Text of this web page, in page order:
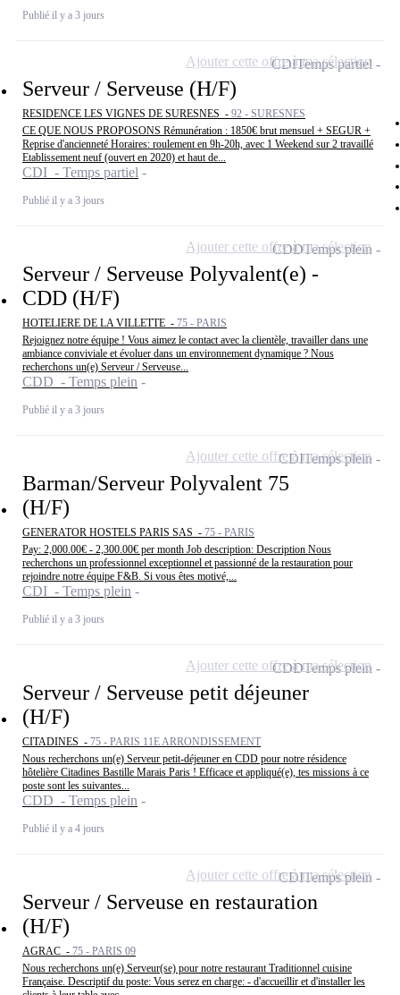
Publié il y a 3 jours
Serveur / Serveuse (H/F)
RESIDENCE LES VIGNES DE SURESNES - 92 - SURESNES
CE QUE NOUS PROPOSONS Rémunération : 1850€ brut mensuel + SEGUR +
Reprise d'ancienneté Horaires: roulement en 9h-20h, avec 1 Weekend sur 2 travaillé
Etablissement neuf (ouvert en 2020) et haut de...
CDI - Temps partiel
Publié il y a 3 jours
CDITemps partiel
Ajouter cette offre à ma sélection
Serveur / Serveuse Polyvalent(e) -
CDD (H/F)
HOTELIERE DE LA VILLETTE - 75 - PARIS
Rejoignez notre équipe ! Vous aimez le contact avec la clientèle, travailler dans une
ambiance conviviale et évoluer dans un environnement dynamique ? Nous
recherchons un(e) Serveur / Serveuse...
CDD - Temps plein
Publié il y a 3 jours
CDDTemps plein
Ajouter cette offre à ma sélection
Barman/Serveur Polyvalent 75
(H/F)
GENERATOR HOSTELS PARIS SAS - 75 - PARIS
Pay: 2,000.00€ - 2,300.00€ per month Job description: Description Nous
recherchons un professionnel exceptionnel et passionné de la restauration pour
rejoindre notre équipe F&B. Si vous êtes motivé,...
CDI - Temps plein
Publié il y a 3 jours
CDITemps plein
Ajouter cette offre à ma sélection
Serveur / Serveuse petit déjeuner
(H/F)
CITADINES - 75 - PARIS 11E ARRONDISSEMENT
Nous recherchons un(e) Serveur petit-déjeuner en CDD pour notre résidence
hôtelière Citadines Bastille Marais Paris ! Efficace et appliqué(e), tes missions à ce
poste sont les suivantes...
CDD - Temps plein
Publié il y a 4 jours
CDDTemps plein
Ajouter cette offre à ma sélection
Serveur / Serveuse en restauration
(H/F)
AGRAC - 75 - PARIS 09
Nous recherchons un(e) Serveur(se) pour notre restaurant Traditionnel cuisine
Française. Descriptif du poste: Vous serez en charge: - d'accueillir et d'installer les
CDITemps plein
Ajouter cette offre à ma sélection